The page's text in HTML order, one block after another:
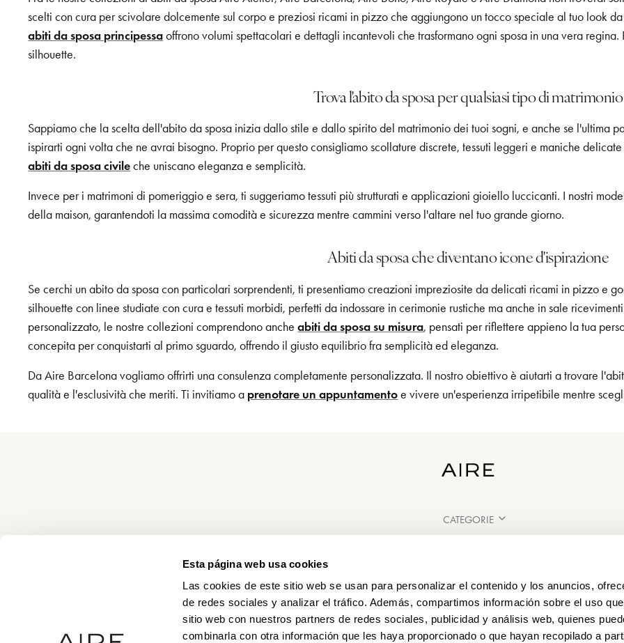
Esta página web usa cookies
Las cookies de este sitio web se usan para personalizar el contenido y los anuncios,
de redes sociales y analizar el tráfico. Además, compartimos información sobre el uso
sitio web con nuestros partners de redes sociales, publicidad y análisis web, quienes
combinarla con otra información que les haya proporcionado o que hayan recopilado a
scelti con cura per scivolare dolcemente sul corpo e preziosi ricami in pizzo che aggiungono un tocco speciale al tuo look
abiti da sposa principessaoffrono volumi spettacolari e dettagli incantevoli che trasformano ogni sposa in una vera
silhouette.
Trova l'abito da sposa per qualsiasi tipo di matrimonio
Sappiamo che la scelta dell'abito da sposa inizia dallo stile e dallo spirito del matrimonio dei tuoi sogni, e anche se l'ultima
ispirarti ogni volta che ne avrai bisogno. Proprio per questo consigliamo scollature discrete, tessuti leggeri e maniche
abiti da sposa civileche uniscano eleganza e semplicità.
Invece per i matrimoni di pomeriggio e sera, ti suggeriamo tessuti più strutturati e applicazioni gioiello luccicanti. I nostri
della maison, garantendoti la massima comodità e sicurezza mentre cammini verso l'altare nel tuo grande giorno.
Abiti da sposa che diventano icone d'ispirazione
Se cerchi un abito da sposa con particolari sorprendenti, ti presentiamo creazioni impreziosite da delicati ricami in pizzo e
silhouette con linee studiate con cura e tessuti morbidi, perfetti da indossare in cerimonie rustiche ma anche in sale
personalizzato, le nostre collezioni comprendono ancheabiti da sposa su misura, pensati per riflettere appieno la tua
concepita per conquistarti al primo sguardo, offrendo il giusto equilibrio fra semplicità ed eleganza.
Da Aire Barcelona vogliamo offrirti una consulenza completamente personalizzata. Il nostro obiettivo è aiutarti a trovare
qualità e l'esclusività che meriti. Ti invitiamo a prenotare un appuntamentoe vivere un'esperienza irripetibile mentre
CATEGORIE
PUNTI VENDITA